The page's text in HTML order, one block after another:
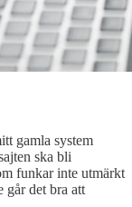
gamla system
ska bli
funkar inte utmärkt
går det bra att